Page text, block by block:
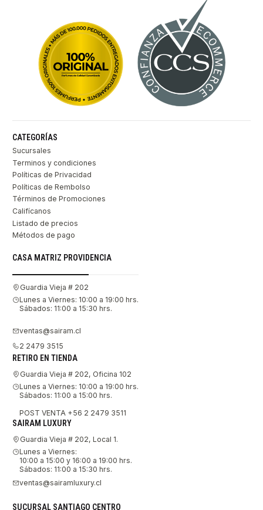
CATEGORÍAS
Sucursales
Terminos y condiciones
Políticas de Privacidad
Políticas de Rembolso
Términos de Promociones
Califícanos
Listado de precios
Métodos de pago
CASA MATRIZ PROVIDENCIA
Guardia Vieja # 202
Lunes a Viernes: 10:00 a 19:00 hrs.
Sábados: 11:00 a 15:30 hrs.
ventas@sairam.cl
2 2479 3515
RETIRO EN TIENDA
Guardia Vieja # 202, Oficina 102
Lunes a Viernes: 10:00 a 19:00 hrs.
Sábados: 11:00 a 15:00 hrs.
POST VENTA +56 2 2479 3511
SAIRAM LUXURY
Guardia Vieja # 202, Local 1.
Lunes a Viernes:
10:00 a 15:00 y 16:00 a 19:00 hrs.
Sábados: 11:00 a 15:30 hrs.
ventas@sairamluxury.cl
SUCURSAL SANTIAGO CENTRO